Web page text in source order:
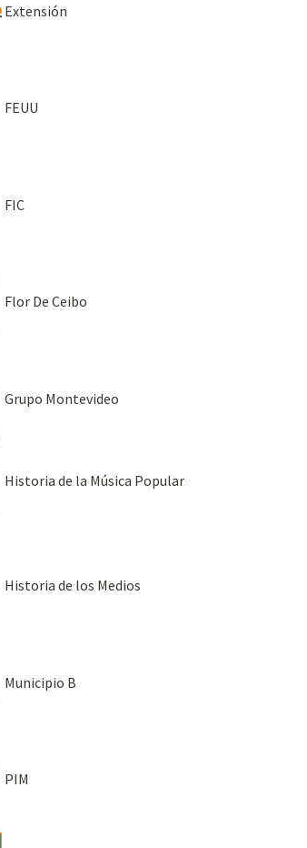
Extensión
FEUU
FIC
Flor De Ceibo
Grupo Montevideo
Historia de la Música Popular
Historia de los Medios
Municipio B
PIM